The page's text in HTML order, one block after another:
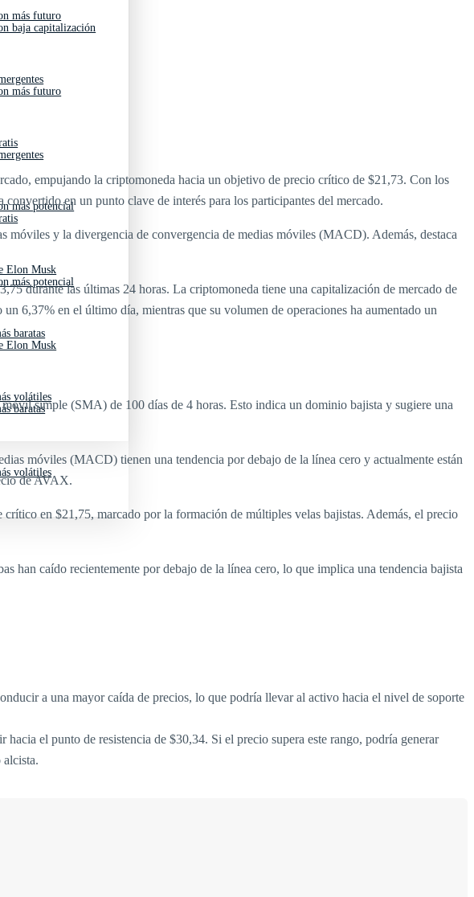
más futuro
más potencial
Elon Musk
baratas
volátiles
baja capitalización
más futuro
más potencial
Elon Musk
baratas
volátiles
empujando la criptomoneda hacia un objetivo de precio crítico de $21,73. Con los
en un punto clave de interés para los participantes del mercado.
y la divergencia de convergencia de medias móviles (MACD). Además, destaca
durante las últimas 24 horas. La criptomoneda tiene una capitalización de mercado de
6,37% en el último día, mientras que su volumen de operaciones ha aumentado un
simple (SMA) de 100 días de 4 horas. Esto indica un dominio bajista y sugiere una
móviles (MACD) tienen una tendencia por debajo de la línea cero y actualmente están
de AVAX.
en $21,75, marcado por la formación de múltiples velas bajistas. Además, el precio
han caído recientemente por debajo de la línea cero, lo que implica una tendencia bajista
a una mayor caída de precios, lo que podría llevar al activo hacia el nivel de soporte
el punto de resistencia de $30,34. Si el precio supera este rango, podría generar
alcista.